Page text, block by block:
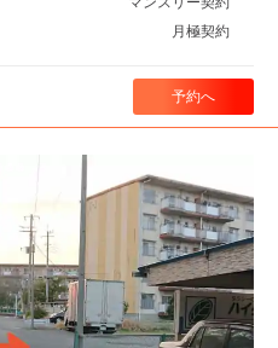
月極契約
予約へ